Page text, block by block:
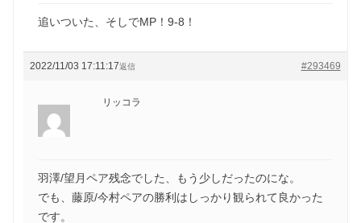
追いついた、そしでMP！9-8！
2022/11/03 17:11:17 #293469
返信
リッコラ
羽澤/望月ペア残念でした、もう少しだったのにな。
でも、藤原/今村ペアの勝利はしっかり観られて良かった
です。